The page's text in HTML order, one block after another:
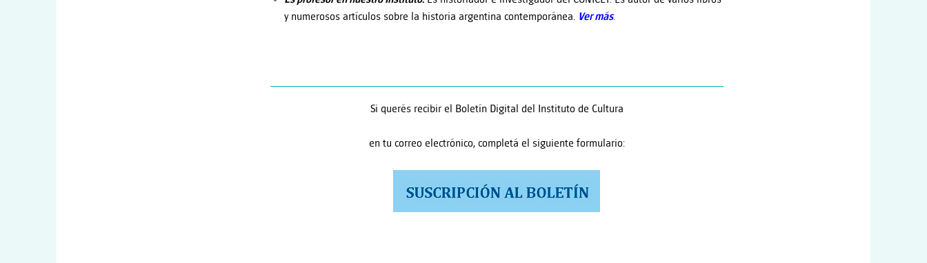
y numerosos artículos sobre la historia argentina contemporánea. Ver más.
Si querés recibir el Boletín Digital del Instituto de Cultura
en tu correo electrónico, completá el siguiente formulario: